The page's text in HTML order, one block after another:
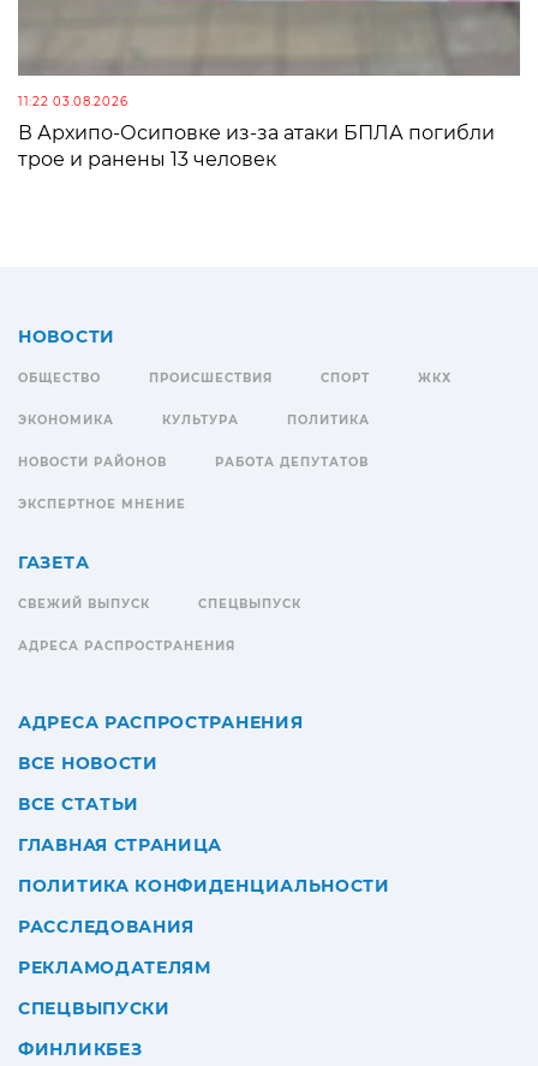
11:22 03.08.2026
В Архипо-Осиповке из-за атаки БПЛА погибли
трое и ранены 13 человек
НОВОСТИ
ОБЩЕСТВО ПРОИСШЕСТВИЯ СПОРТ ЖКХ
ЭКОНОМИКА КУЛЬТУРА ПОЛИТИКА
НОВОСТИ РАЙОНОВ РАБОТА ДЕПУТАТОВ
ЭКСПЕРТНОЕ МНЕНИЕ
ГАЗЕТА
СВЕЖИЙ ВЫПУСК СПЕЦВЫПУСК
АДРЕСА РАСПРОСТРАНЕНИЯ
АДРЕСА РАСПРОСТРАНЕНИЯ
ВСЕ НОВОСТИ
ВСЕ СТАТЬИ
ГЛАВНАЯ СТРАНИЦА
ПОЛИТИКА КОНФИДЕНЦИАЛЬНОСТИ
РАССЛЕДОВАНИЯ
РЕКЛАМОДАТЕЛЯМ
СПЕЦВЫПУСКИ
ФИНЛИКБЕЗ